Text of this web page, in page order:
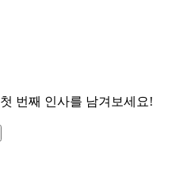
첫 번째 인사를 남겨보세요!